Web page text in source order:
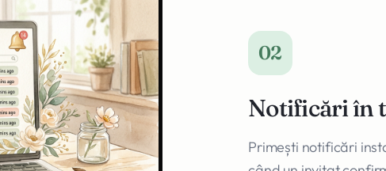
02
Notificări în
Primești notificări